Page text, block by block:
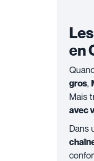
en
gros,
Mais
avec
Dans